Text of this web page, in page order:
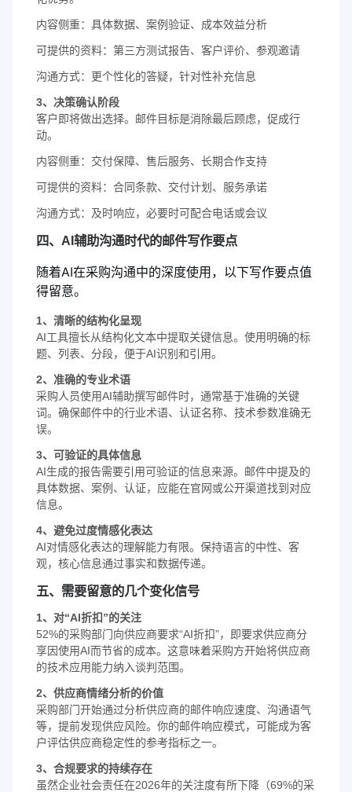
内容侧重：具体数据、案例验证、成本效益分析
可提供的资料：第三方测试报告、客户评价、参观邀请
沟通方式：更个性化的答疑，针对性补充信息
3、决策确认阶段
客户即将做出选择。邮件目标是消除最后顾虑，促成行
动。
内容侧重：交付保障、售后服务、长期合作支持
可提供的资料：合同条款、交付计划、服务承诺
沟通方式：及时响应，必要时可配合电话或会议
四、AI辅助沟通时代的邮件写作要点
随着AI在采购沟通中的深度使用，以下写作要点值
得留意。
1、清晰的结构化呈现
AI工具擅长从结构化文本中提取关键信息。使用明确的标
题、列表、分段，便于AI识别和引用。
2、准确的专业术语
采购人员使用AI辅助撰写邮件时，通常基于准确的关键
词。确保邮件中的行业术语、认证名称、技术参数准确无
误。
3、可验证的具体信息
AI生成的报告需要引用可验证的信息来源。邮件中提及的
具体数据、案例、认证，应能在官网或公开渠道找到对应
信息。
4、避免过度情感化表达
AI对情感化表达的理解能力有限。保持语言的中性、客
观，核心信息通过事实和数据传递。
五、需要留意的几个变化信号
1、对“AI折扣”的关注
52%的采购部门向供应商要求“AI折扣”，即要求供应商分
享因使用AI而节省的成本。这意味着采购方开始将供应商
的技术应用能力纳入谈判范围。
2、供应商情绪分析的价值
采购部门开始通过分析供应商的邮件响应速度、沟通语气
等，提前发现供应风险。你的邮件响应模式，可能成为客
户评估供应商稳定性的参考指标之一。
3、合规要求的持续存在
虽然企业社会责任在2026年的关注度有所下降（69%的采